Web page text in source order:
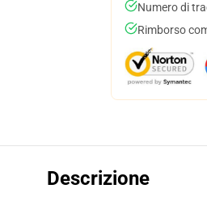
Numero di
Rimborso
Descrizione